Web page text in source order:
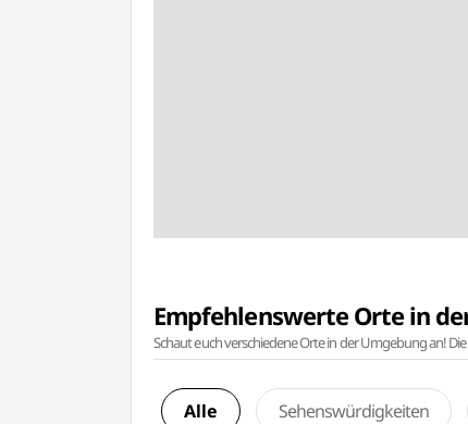
Empfehlenswerte Orte in
Schaut euch verschiedene Orte in der Umgebung an!
Alle Sehenswürdigkeiten